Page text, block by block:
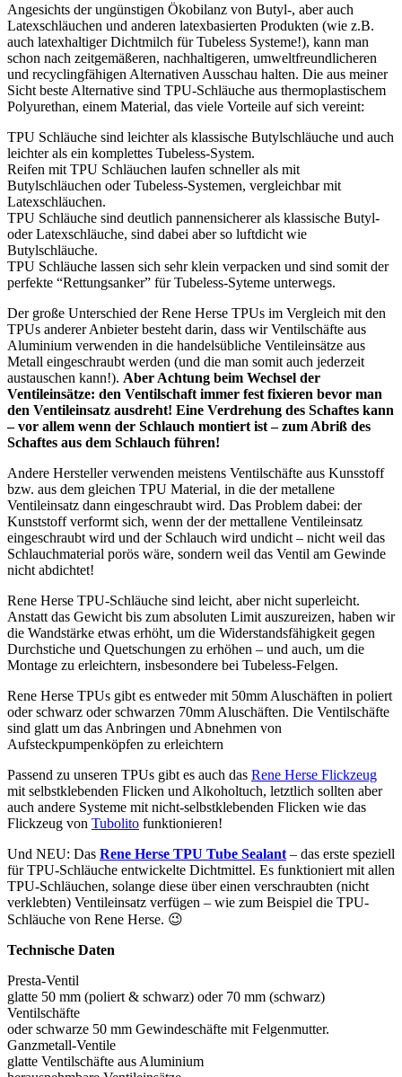
Angesichts der ungünstigen Ökobilanz von Butyl-, aber auch
Latexschläuchen und anderen latexbasierten Produkten (wie z.B.
auch latexhaltiger Dichtmilch für Tubeless Systeme!), kann man
schon nach zeitgemäßeren, nachhaltigeren, umweltfreundlicheren
und recyclingfähigen Alternativen Ausschau halten. Die aus meiner
Sicht beste Alternative sind TPU-Schläuche aus thermoplastischem
Polyurethan, einem Material, das viele Vorteile auf sich vereint:
TPU Schläuche sind leichter als klassische Butylschläuche und auch
leichter als ein komplettes Tubeless-System.
Reifen mit TPU Schläuchen laufen schneller als mit
Butylschläuchen oder Tubeless-Systemen, vergleichbar mit
Latexschläuchen.
TPU Schläuche sind deutlich pannensicherer als klassische Butyl-
oder Latexschläuche, sind dabei aber so luftdicht wie
Butylschläuche.
TPU Schläuche lassen sich sehr klein verpacken und sind somit der
perfekte “Rettungsanker” für Tubeless-Syteme unterwegs.
Der große Unterschied der Rene Herse TPUs im Vergleich mit den
TPUs anderer Anbieter besteht darin, dass wir Ventilschäfte aus
Aluminium verwenden in die handelsübliche Ventileinsätze aus
Metall eingeschraubt werden (und die man somit auch jederzeit
austauschen kann!). Aber Achtung beim Wechsel der
Ventileinsätze: den Ventilschaft immer fest fixieren bevor man
den Ventileinsatz ausdreht! Eine Verdrehung des Schaftes kann
– vor allem wenn der Schlauch montiert ist – zum Abriß des
Schaftes aus dem Schlauch führen!
Andere Hersteller verwenden meistens Ventilschäfte aus Kunsstoff
bzw. aus dem gleichen TPU Material, in die der metallene
Ventileinsatz dann eingeschraubt wird. Das Problem dabei: der
Kunststoff verformt sich, wenn der der mettallene Ventileinsatz
eingeschraubt wird und der Schlauch wird undicht – nicht weil das
Schlauchmaterial porös wäre, sondern weil das Ventil am Gewinde
nicht abdichtet!
Rene Herse TPU-Schläuche sind leicht, aber nicht superleicht.
Anstatt das Gewicht bis zum absoluten Limit auszureizen, haben wir
die Wandstärke etwas erhöht, um die Widerstandsfähigkeit gegen
Durchstiche und Quetschungen zu erhöhen – und auch, um die
Montage zu erleichtern, insbesondere bei Tubeless-Felgen.
Rene Herse TPUs gibt es entweder mit 50mm Aluschäften in poliert
oder schwarz oder schwarzen 70mm Aluschäften. Die Ventilschäfte
sind glatt um das Anbringen und Abnehmen von
Aufsteckpumpenköpfen zu erleichtern
Passend zu unseren TPUs gibt es auch das Rene Herse Flickzeug
mit selbstklebenden Flicken und Alkoholtuch, letztlich sollten aber
auch andere Systeme mit nicht-selbstklebenden Flicken wie das
Flickzeug von Tubolito funktionieren!
Und NEU: Das Rene Herse TPU Tube Sealant – das erste speziell
für TPU-Schläuche entwickelte Dichtmittel. Es funktioniert mit allen
TPU-Schläuchen, solange diese über einen verschraubten (nicht
verklebten) Ventileinsatz verfügen – wie zum Beispiel die TPU-
Schläuche von Rene Herse. 😉
Technische Daten
Presta-Ventil
glatte 50 mm (poliert & schwarz) oder 70 mm (schwarz)
Ventilschäfte
oder schwarze 50 mm Gewindeschäfte mit Felgenmutter.
Ganzmetall-Ventile
glatte Ventilschäfte aus Aluminium